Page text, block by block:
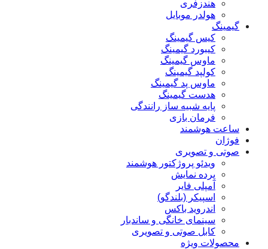
هندزفری
هولدر موبایل
گیمینگ
کیس گیمینگ
کیبورد گیمینگ
ماوس گیمینگ
کولپد گیمینگ
ماوس پد گیمینگ
هدست گیمینگ
پایه شبیه ساز رانندگی
فرمان بازی
ساعت هوشمند
فوژان
صوتی و تصویری
ویدئو پروژکتور هوشمند
پرده نمایش
آمپلی فایر
اسپیکر (بلندگو)
اندروید باکس
سینمای خانگی و ساندبار
کابل صوتی و تصویری
محصولات ویژه